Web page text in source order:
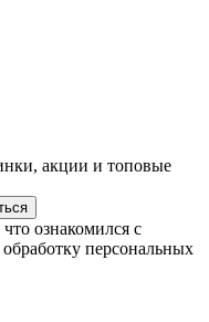
акции и топовые
ознакомился с
персональных